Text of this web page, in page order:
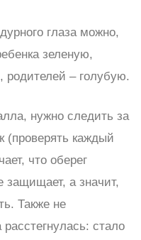
глаза можно,
зеленую,
родителей – голубую.
нужно следить за
(проверять каждый
что оберег
защищает, а значит,
Также не
стало